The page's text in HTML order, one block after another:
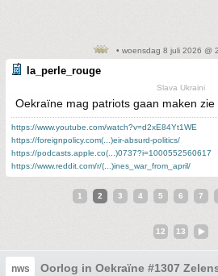
• woensdag 8 juli 2026 @
la_perle_rouge
Slava Ukraini
Oekraïne mag patriots gaan maken zie
https://www.youtube.com/watch?v=d2xE84Yt1WE
https://foreignpolicy.com(...)eir-absurd-politics/
https://podcasts.apple.co(...)0737?i=1000552560617
https://www.reddit.com/r/(...)ines_war_from_april/
1 2 3 4 5 6 7
12 13
nws Oorlog in Oekraïne #1307